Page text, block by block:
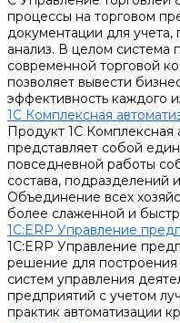
процессы на торговом
документации для
анализ. В целом система
современной торговой
позволяет вывести
эффективность каждого
1С Комплексная
Продукт 1С Комплексная
представляет собой
повседневной работы
состава, подразделений
Объединение всех
более слаженной и
1С:ERP Управление
1С:ERP Управление
решение для
систем управления
предприятий с учетом
практик автоматизации